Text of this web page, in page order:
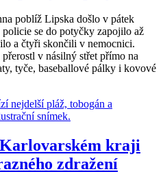
poblíž Lipska došlo v pátek
se do potyčky zapojilo až
a čtyři skončili v nemocnici.
v násilný střet přímo na
tyče, baseballové pálky i kovové
kraji
zdražení